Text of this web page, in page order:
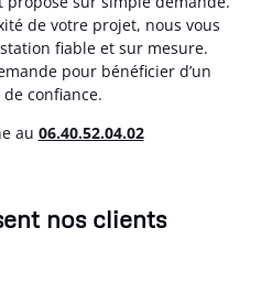
de votre projet, nous vous
fiable et sur mesure.
pour bénéficier d’un
confiance.
au 06.40.52.04.02
nos clients